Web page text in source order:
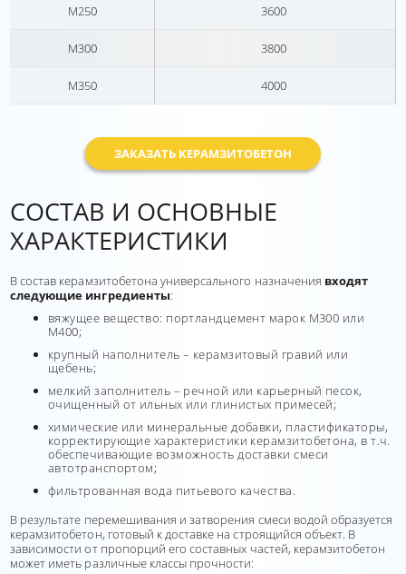
М250 3600
М300 3800
М350 4000
ЗАКАЗАТЬ КЕРАМЗИТОБЕТОН
СОСТАВ И ОСНОВНЫЕ
ХАРАКТЕРИСТИКИ
В состав керамзитобетона универсального назначения входят
следующие ингредиенты:
вяжущее вещество: портландцемент марок М300 или
М400;
крупный наполнитель – керамзитовый гравий или
щебень;
мелкий заполнитель – речной или карьерный песок,
очищенный от ильных или глинистых примесей;
химические или минеральные добавки, пластификаторы,
корректирующие характеристики керамзитобетона, в т.ч.
обеспечивающие возможность доставки смеси
автотранспортом;
фильтрованная вода питьевого качества.
В результате перемешивания и затворения смеси водой образуется
керамзитобетон, готовый к доставке на строящийся объект. В
зависимости от пропорций его составных частей, керамзитобетон
может иметь различные классы прочности: